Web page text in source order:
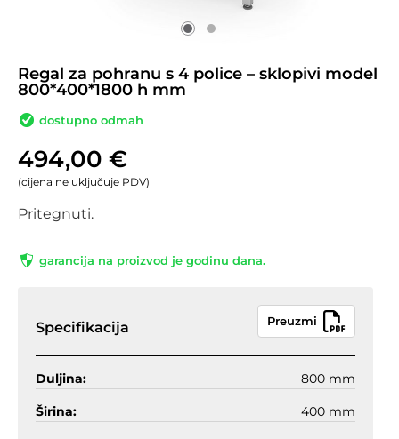
Regal za pohranu s 4 police – sklopivi model
800*400*1800 h mm
dostupno odmah
494,00 €
(cijena ne uključuje PDV)
Pritegnuti.
garancija na proizvod je godinu dana.
Specifikacija Preuzmi
Duljina: 800 mm
Širina: 400 mm